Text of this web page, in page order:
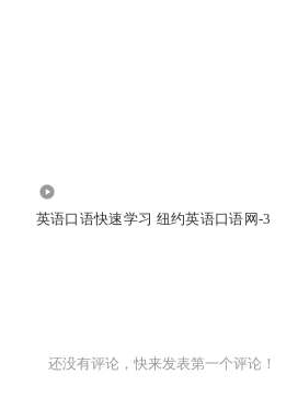
英语口语快速学习 纽约英语口语网-3
还没有评论，快来发表第一个评论！